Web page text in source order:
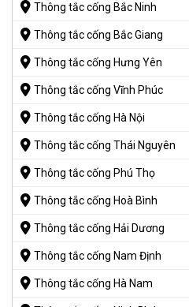
Thông tắc cống Bắc Ninh
Thông tắc cống Bắc Giang
Thông tắc cống Hưng Yên
Thông tắc cống Vĩnh Phúc
Thông tắc cống Hà Nội
Thông tắc cống Thái Nguyên
Thông tắc cống Phú Thọ
Thông tắc cống Hoà Bình
Thông tắc cống Hải Dương
Thông tắc cống Nam Định
Thông tắc cống Hà Nam